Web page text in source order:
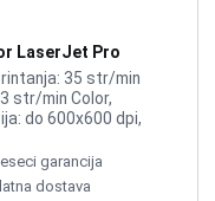
LaserJet Pro
35 str/min
str/min Color,
do 600x600 dpi,
Kompatibilno sa HP
garancija
dostava